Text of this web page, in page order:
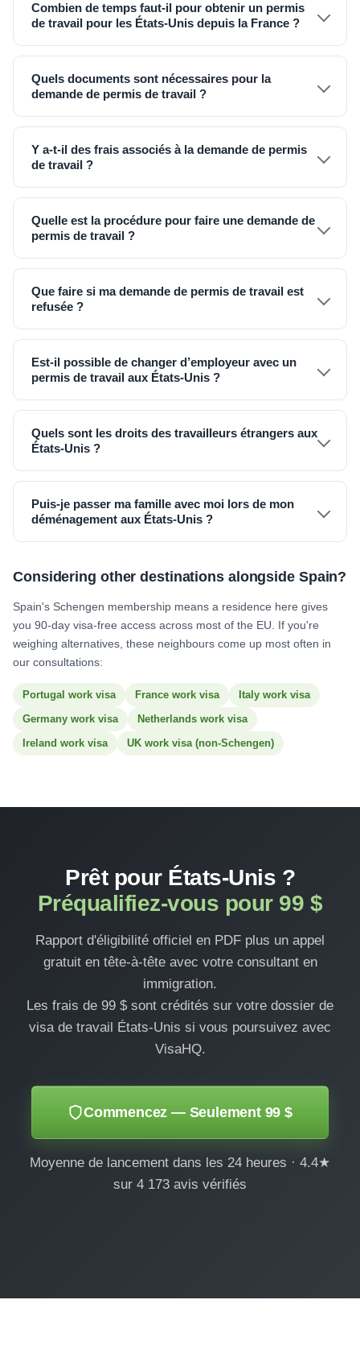
Combien de temps faut-il pour obtenir un permis
de travail pour les États-Unis depuis la France ?
Quels documents sont nécessaires pour la
demande de permis de travail ?
Y a-t-il des frais associés à la demande de permis
de travail ?
Quelle est la procédure pour faire une demande de
permis de travail ?
Que faire si ma demande de permis de travail est
refusée ?
Est-il possible de changer d’employeur avec un
permis de travail aux États-Unis ?
Quels sont les droits des travailleurs étrangers aux
États-Unis ?
Puis-je passer ma famille avec moi lors de mon
déménagement aux États-Unis ?
Considering other destinations alongside Spain?
Spain's Schengen membership means a residence here gives
you 90-day visa-free access across most of the EU. If you're
weighing alternatives, these neighbours come up most often in
our consultations:
Portugal work visa France work visa
Italy work visa
Germany work visa
Netherlands work visa
Ireland work visa
UK work visa (non-Schengen)
Prêt pour États-Unis ?
Préqualifiez-vous pour 99 $
Rapport d'éligibilité officiel en PDF plus un appel
gratuit en tête-à-tête avec votre consultant en
immigration.
Les frais de 99 $ sont crédités sur votre dossier de
visa de travail États-Unis si vous poursuivez avec
VisaHQ.
Commencez — Seulement 99 $
Moyenne de lancement dans les 24 heures · 4.4★
sur 4 173 avis vérifiés